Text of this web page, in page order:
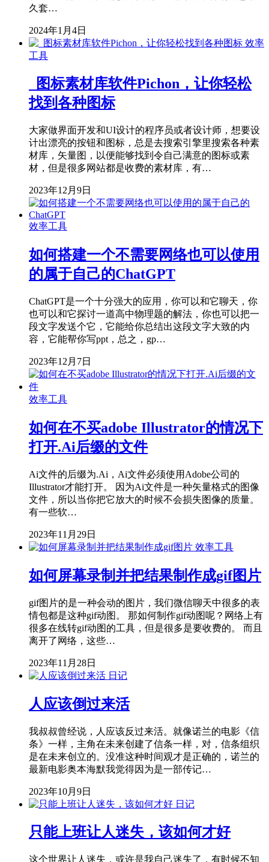
久套…
2024年1月4日
效率
工具
图标素材库软件Pichon，让你轻松
找到各种图标
大家做界面开发和UI设计的程序员或者设计师，想要设
计出漂亮的按钮和图标，总是去搜索引擎里搜索各种素
材库，矢量图，以便能够找到令自己满意的图标或素
材，但是很多网站都是收费的素材库，有…
2023年12月9日
效率工具
如何搭建一个不需要网络也可以使用
的属于自己的ChatGPT
ChatGPT是一个十分强大的应用，你可以和它聊天，你
也可以和它探讨一道高中物理题的解法，你也可以把一
段文字发送个它，它能给你总结出这段文字大致的内
容，它能帮你写ppt，总之，gp…
2023年12月7日
效率工具
如何在不买adobe Illustrator的情况下
打开.Ai后缀的文件
Ai文件的后缀为.Ai，Ai文件必须使用Adobe公司的
Illustrator才能打开。 因为Ai文件是一种矢量格式的图像
文件，所以当你把它放大的时候不会损失图像的质量。
有一些软…
2023年11月29日
效率工具
如何屏幕录制并把结果制作成gif图片
gif图片的是一种会动的图片，我们微信聊天中很多的表
情包都是这种gif动图。 那如何制作gif动图呢？网络上有
很多在线转gif动图的工具，但是很多是要收费的。 而且
离开了网络，这些…
2023年11月28日
日记
人应该倒过来活
我叔叔曾经说，人应该反过来活。就像诺兰的电影《信
条》一样，主角在未来创建了信条一样，对，信条组织
是在未来创立的。没准这种时间观才是正确的，诺兰的
最新电影奥本海默我觉得因为是一部传记…
2023年10月9日
日记
只能上班让人迷失，该如何才好
这个世界让人迷失，或许是我自己迷失了，有时候不知